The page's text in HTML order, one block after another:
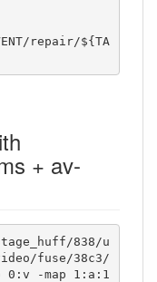
+ av-
838/u
fuse/38c3/
0:v -map 1:a:1